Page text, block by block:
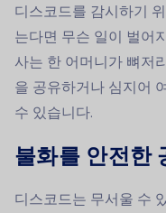
디스코드를 감시하기
는다면 무슨 일이 벌어
사는 한 어머니가 뼈저
을 공유하거나 심지어
수 있습니다.
불화를 안전한
디스코드는 무서울 수